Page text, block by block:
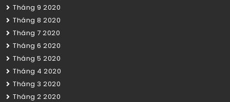
Tháng 9 2020
Tháng 8 2020
Tháng 7 2020
Tháng 6 2020
Tháng 5 2020
Tháng 4 2020
Tháng 3 2020
Tháng 2 2020